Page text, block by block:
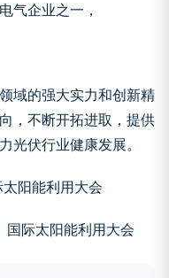
气企业之一，
域的强大实力和创新精
，不断开拓进取，提供
光伏行业健康发展。
国际太阳能利用大会